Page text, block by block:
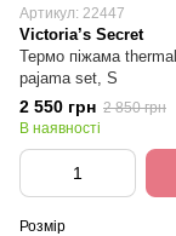
Артикул: 22447
Victoria’s Secret
Термо піжама
pajama set, S
2 550 грн 2 850 грн
В наявності
Розмір